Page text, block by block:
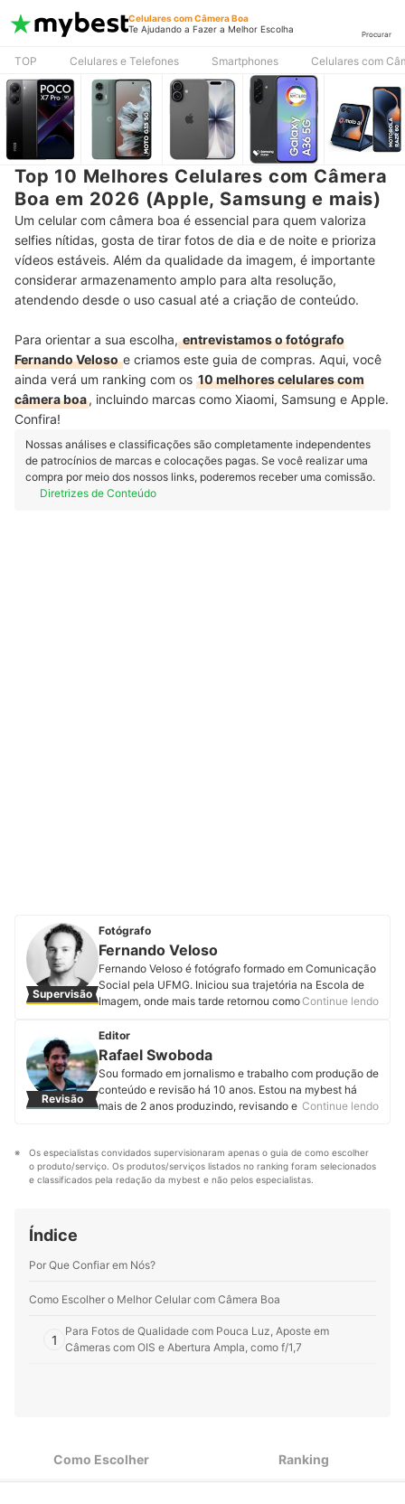
Celulares com Câmera Boa
Te Ajudando a Fazer a Melhor Escolha
Procurar
TOP Celulares e Telefones Smartphones Celulares com
Top 10 Melhores Celulares com Câmera
Boa em 2026 (Apple, Samsung e mais)
Um celular com câmera boa é essencial para quem valoriza
selfies nítidas, gosta de tirar fotos de dia e de noite e prioriza
vídeos estáveis. Além da qualidade da imagem, é importante
considerar armazenamento amplo para alta resolução,
atendendo desde o uso casual até a criação de conteúdo.
Para orientar a sua escolha,entrevistamos o fotógrafo
Fernando Velosoe criamos este guia de compras. Aqui, você
ainda verá um ranking com os 10 melhores celulares com
câmera boa, incluindo marcas como Xiaomi, Samsung e Apple.
Confira!
Nossas análises e classificações são completamente independentes
de patrocínios de marcas e colocações pagas. Se você realizar uma
compra por meio dos nossos links, poderemos receber uma comissão.
Diretrizes de Conteúdo
Supervisão
Fotógrafo
Fernando Veloso
Fernando Veloso é fotógrafo formado em Comunicação
Social pela UFMG. Iniciou sua trajetória na Escola de
Imagem, onde mais tarde retornou como professor,
Escola de Fotografia. É idealizador do Foto 200,
encontro que celebra a fotografia como espaço de
escuta, troca e conexão genuína. Especializado em
retratos e moda, também realiza campanhas
publicitárias, sempre com a intenção de traduzir
identidades em imagens que ultrapassam a superfície.
revelando nuances e histórias escondidas em cada
rosto, em cada gesto, em cada detalhe. Para além da
prática artística e comercial, acredita que o
aproximar dele.
Continue lendo
Revisão
Editor
Rafael Swoboda
Sou formado em jornalismo e trabalho com produção de
conteúdo e revisão há 10 anos. Estou na mybest há
mais de 2 anos produzindo, revisando e atualizando
me motiva.
Perfil de Rafael Swoboda
Continue lendo
Os especialistas convidados supervisionaram apenas o guia de como escolher
o produto/serviço. Os produtos/serviços listados no ranking foram selecionados
e classificados pela redação da mybest e não pelos especialistas.
Índice
Por Que Confiar em Nós?
Como Escolher o Melhor Celular com Câmera Boa
1
Para Fotos de Qualidade com Pouca Luz, Aposte em
Câmeras com OIS e Abertura Ampla, como f/1,7
4
Como Escolher Ranking